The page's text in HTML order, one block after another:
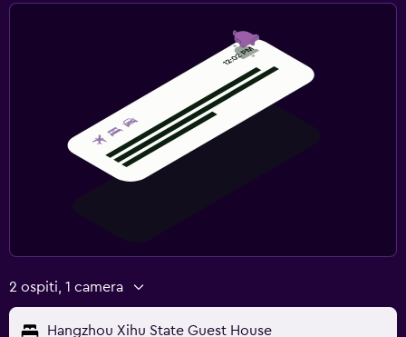
2 ospiti, 1 camera
Hangzhou Xihu State Guest House